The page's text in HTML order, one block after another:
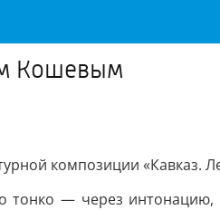
Кошевым
композиции «Кавказ.
тонко — через